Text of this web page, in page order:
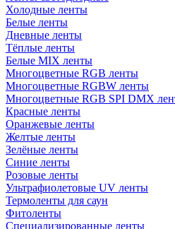
Холодные ленты
Белые ленты
Дневные ленты
Тёплые ленты
Белые MIX ленты
Многоцветные RGB ленты
Многоцветные RGBW ленты
Многоцветные RGB SPI DMX
Красные ленты
Оранжевые ленты
Желтые ленты
Зелёные ленты
Синие ленты
Розовые ленты
Ультрафиолетовые UV ленты
Термоленты для саун
Фитоленты
Специализированные ленты